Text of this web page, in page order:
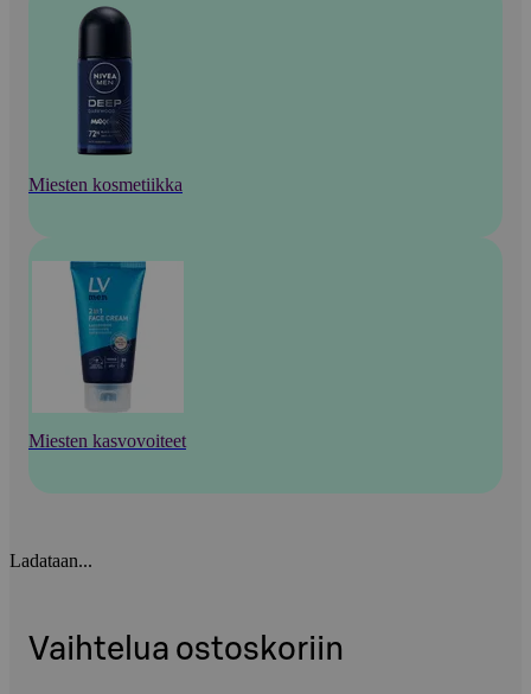
Miesten kosmetiikka
Miesten kasvovoiteet
Ladataan...
Vaihtelua ostoskoriin